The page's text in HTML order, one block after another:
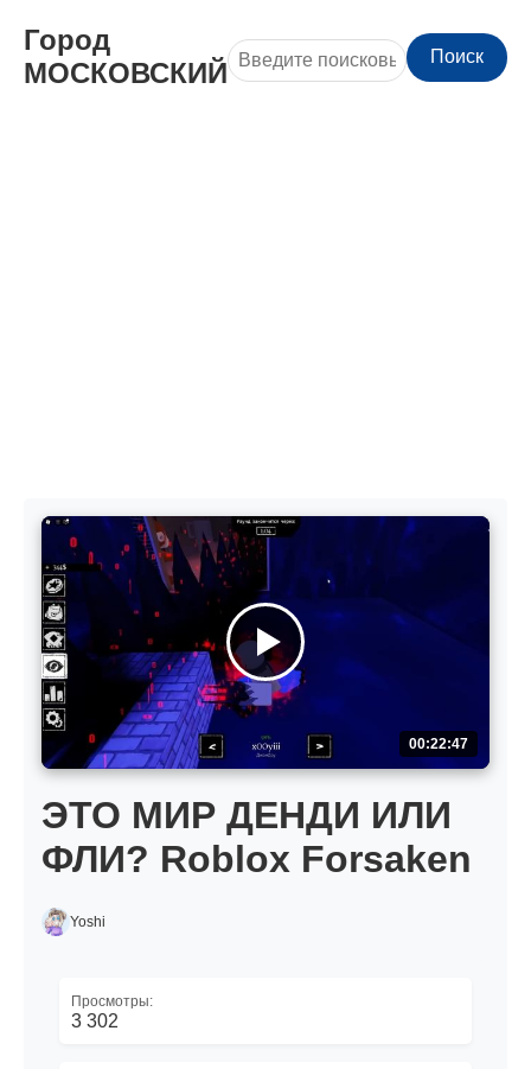
Город
МОСКОВСКИЙ
Поиск
00:22:47
ЭТО МИР ДЕНДИ ИЛИ
ФЛИ? Roblox Forsaken
Yoshi
Просмотры:
3 302